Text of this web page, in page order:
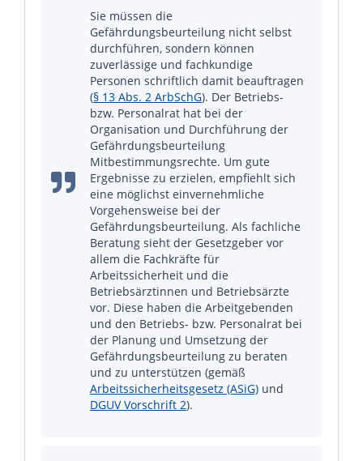
Sie müssen die
Gefährdungsbeurteilung nicht selbst
durchführen, sondern können
zuverlässige und fachkundige
Personen schriftlich damit beauftragen
(§ 13 Abs. 2 ArbSchG). Der Betriebs-
bzw. Personalrat hat bei der
Organisation und Durchführung der
Gefährdungsbeurteilung
Mitbestimmungsrechte. Um gute
Ergebnisse zu erzielen, empfiehlt sich
eine möglichst einvernehmliche
Vorgehensweise bei der
Gefährdungsbeurteilung. Als fachliche
Beratung sieht der Gesetzgeber vor
allem die Fachkräfte für
Arbeitssicherheit und die
Betriebsärztinnen und Betriebsärzte
vor. Diese haben die Arbeitgebenden
und den Betriebs- bzw. Personalrat bei
der Planung und Umsetzung der
Gefährdungsbeurteilung zu beraten
und zu unterstützen (gemäß
Arbeitssicherheitsgesetz (ASiG) und
DGUV Vorschrift 2).